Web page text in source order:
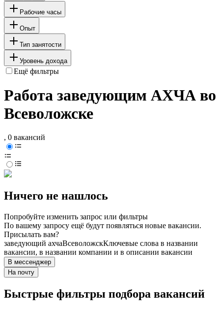
Рабочие часы
Опыт
Тип занятости
Уровень дохода
Ещё фильтры
Работа заведующим АХЧА во
Всеволожске
, 0 вакансий
Ничего не нашлось
Попробуйте изменить запрос или фильтры
По вашему запросу ещё будут появляться новые вакансии.
Присылать вам?
заведующий ахчаВсеволожскКлючевые слова в названии
вакансии, в названии компании и в описании вакансии
В мессенджер
На почту
Быстрые фильтры подбора вакансий